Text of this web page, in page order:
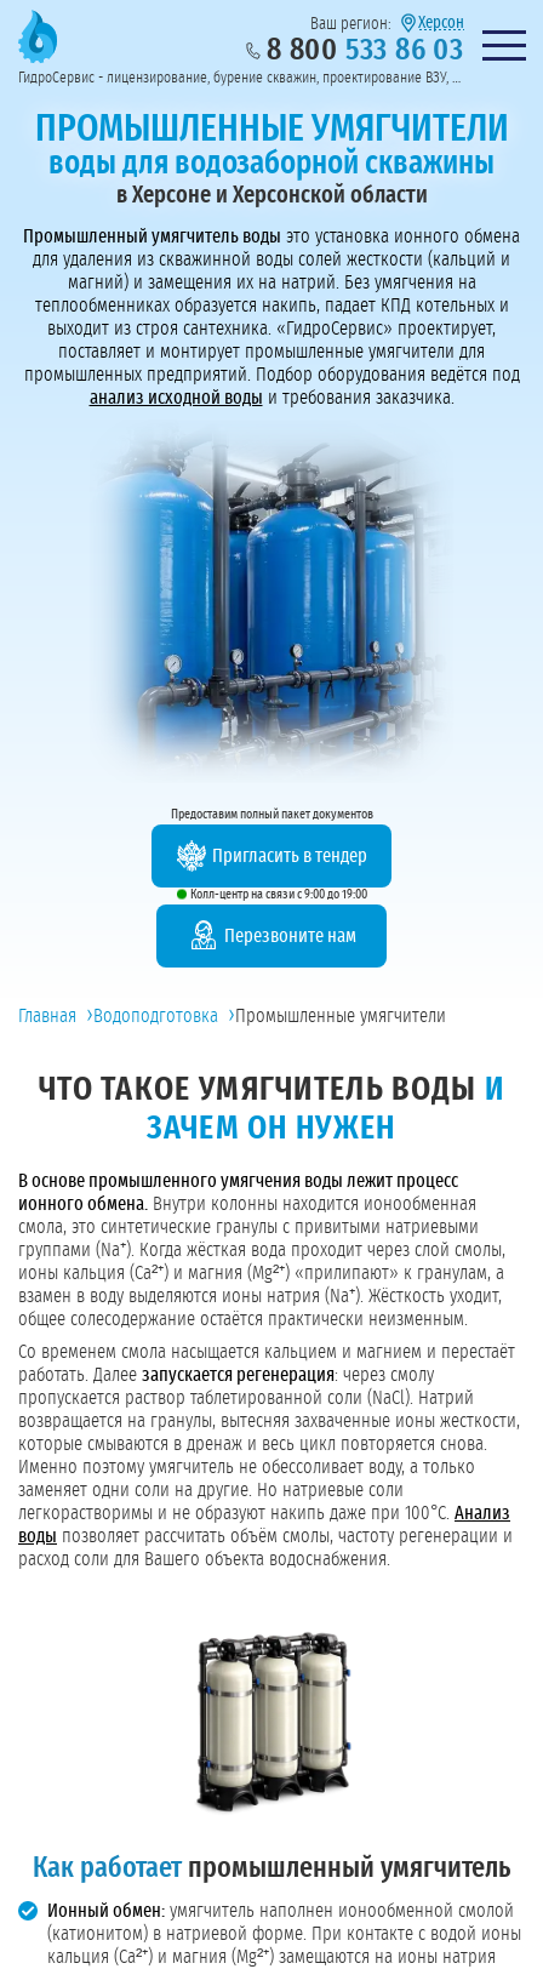
Предоставим полный пакет документов
Пригласить в тендер
Колл-центр на связи с 9:00 до 19:00
Перезвоните мне!
Ваш регион: Херсон
8 800 533 86 03 Нужна
ГидроСервис - лицензирование, бурение скважин, проектирование ВЗУ, системы водоподготовки
ПРОМЫШЛЕННЫЕ УМЯГЧИТЕЛИ
воды для водозаборной скважины
в Херсоне и Херсонской области
Промышленный умягчитель воды это установка ионного обмена
для удаления из скважинной воды солей жесткости (кальций и
магний) и замещения их на натрий. Без умягчения на
теплообменниках образуется накипь, падает КПД котельных и
выходит из строя сантехника. «ГидроСервис» проектирует,
поставляет и монтирует промышленные умягчители для
промышленных предприятий. Подбор оборудования ведётся под
анализ исходной воды и требования заказчика.
Предоставим полный пакет документов
Пригласить в тендер
Колл-центр на связи с 9:00 до 19:00
Перезвоните нам
Главная ›Водоподготовка ›Промышленные умягчители
ЧТО ТАКОЕ УМЯГЧИТЕЛЬ ВОДЫ
И
ЗАЧЕМ ОН НУЖЕН
В основе промышленного умягчения воды лежит процесс
ионного обмена. Внутри колонны находится ионообменная
смола, это синтетические гранулы с привитыми натриевыми
группами (Na⁺). Когда жёсткая вода проходит через слой смолы,
ионы кальция (Ca²⁺) и магния (Mg²⁺) «прилипают» к гранулам, а
взамен в воду выделяются ионы натрия (Na⁺). Жёсткость уходит,
общее солесодержание остаётся практически неизменным.
Со временем смола насыщается кальцием и магнием и перестаёт
работать. Далее запускается регенерация: через смолу
пропускается раствор таблетированной соли (NaCl). Натрий
возвращается на гранулы, вытесняя захваченные ионы жесткости,
которые смываются в дренаж и весь цикл повторяется снова.
Именно поэтому умягчитель не обессоливает воду, а только
заменяет одни соли на другие. Но натриевые соли
легкорастворимы и не образуют накипь даже при 100°C. Анализ
воды позволяет рассчитать объём смолы, частоту регенерации и
расход соли для Вашего объекта водоснабжения.
Как работаетпромышленный умягчитель
Ионный обмен: умягчитель наполнен ионообменной смолой
(катионитом) в натриевой форме. При контакте с водой ионы
кальция (Ca²⁺) и магния (Mg²⁺) замещаются на ионы натрия